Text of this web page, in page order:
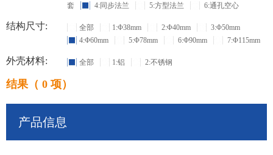
套
4:同步法兰 5:方型法兰 6:通孔空心
结构尺寸: 全部 1:Φ38mm 2:Φ40mm
3:Φ50mm
4:Φ60mm
5:Φ78mm 6:Φ90mm 7:Φ115mm
外壳材料: 全部 1:铝 2:不锈钢
结果（ 0 项）
产品信息